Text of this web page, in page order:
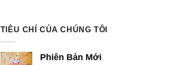
TIÊU CHÍ CỦA CHÚNG TÔI
Phiên Bản Mới